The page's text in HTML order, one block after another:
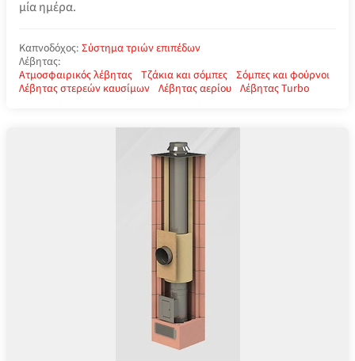
μία ημέρα.
Καπνοδόχος: Σύστημα τριών επιπέδων
Λέβητας:
Ατμοσφαιρικός λέβητας Τζάκια και σόμπες Σόμπες και φούρνοι
Λέβητας στερεών καυσίμων Λέβητας αερίου Λέβητας Turbo